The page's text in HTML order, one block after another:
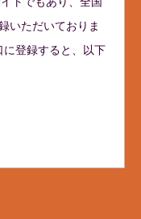
いただいておりま
に登録すると、以下